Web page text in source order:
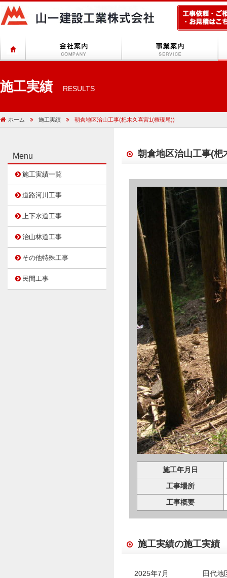
施工実績 RESULTS
ホーム 施工実績 朝倉地区治山工事(杷木久喜宮1(権現尾))
朝倉地区治山工事(杷
施工年月日
工事場所
工事概要
施工実績の施工実績
2025年7月 田代地
Menu
施工実績一覧
道路河川工事
上下水道工事
治山林道工事
その他特殊工事
民間工事